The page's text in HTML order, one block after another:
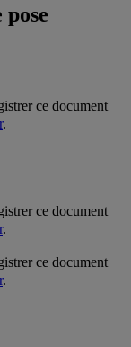
ce document
.
ce document
.
ce document
.